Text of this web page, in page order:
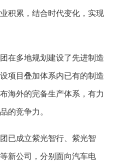
积累，结合时代变化，实现
在多地规划建设了先进制造
项目叠加体系内已有的制造
海外的完备生产体系，有力
的竞争力。
已成立紫光智行、紫光智
新公司，分别面向汽车电